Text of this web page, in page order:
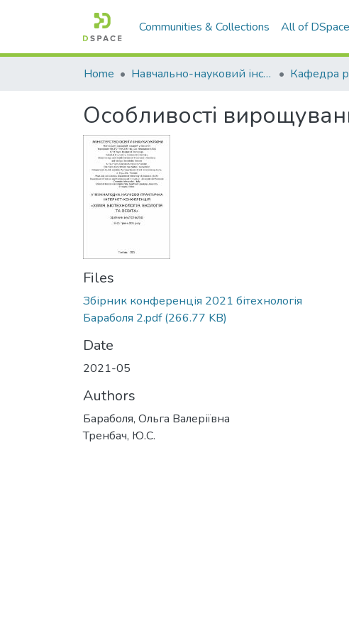
Communities & Collections All of DSpace
Home Навчально-науковий інститут агротехнологій, селекції та екології Кафедра
Особливості
Files
Збірник конференція 2021 бітехнологія
Бараболя 2.pdf(266.77 KB)
Date
2021-05
Authors
Бараболя, Ольга Валеріївна
Тренбач, Ю.С.